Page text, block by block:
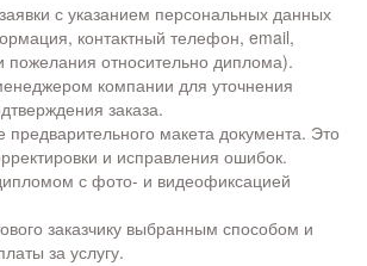
с указанием персональных данных
контактный телефон, email,
пожелания относительно диплома).
компании для уточнения
заказа.
предварительного макета документа. Это
и исправления ошибок.
с фото- и видеофиксацией
заказчику выбранным способом и
за услугу.